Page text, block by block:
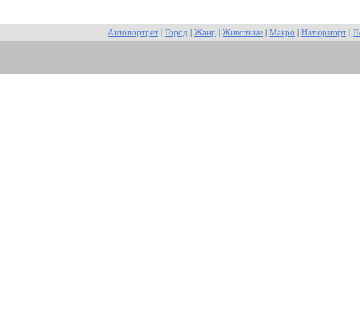
Автопортрет Город Жанр Животные Макро Натюрморт